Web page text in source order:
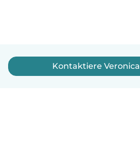
Kontaktiere Veronica